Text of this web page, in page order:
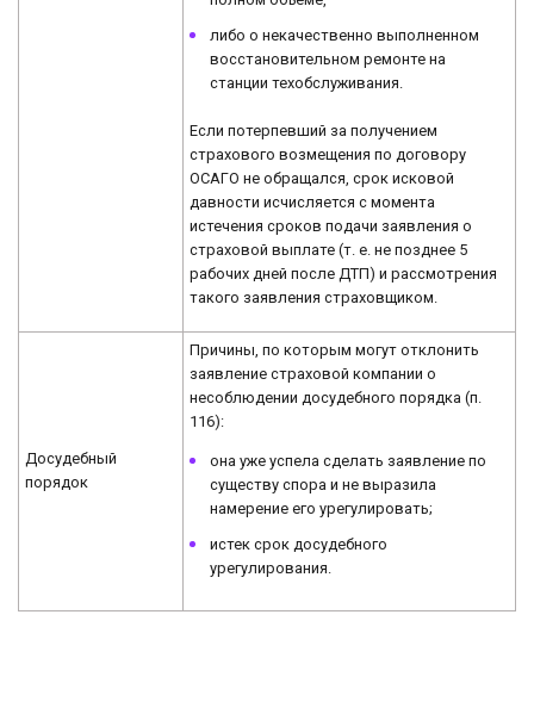
либо о некачественно выполненном
восстановительном ремонте на
станции техобслуживания.
Если потерпевший за получением
страхового возмещения по договору
ОСАГО не обращался, срок исковой
давности исчисляется с момента
истечения сроков подачи заявления о
страховой выплате (т. е. не позднее 5
рабочих дней после ДТП) и рассмотрения
такого заявления страховщиком.
Досудебный
порядок
Причины, по которым могут отклонить
заявление страховой компании о
несоблюдении досудебного порядка (п.
116):
она уже успела сделать заявление по
существу спора и не выразила
намерение его урегулировать;
истек срок досудебного
урегулирования.